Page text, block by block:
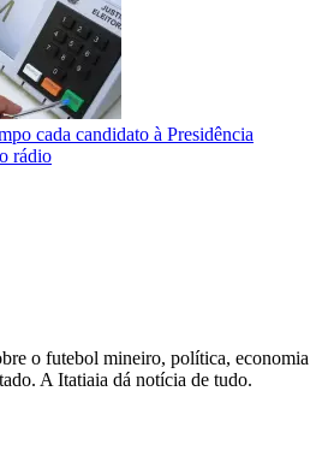
cada candidato à Presidência
rádio
o futebol mineiro, política, economia
A Itatiaia dá notícia de tudo.